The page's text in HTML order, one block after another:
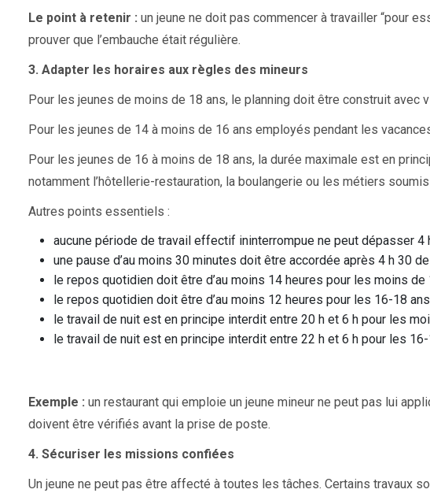
Le point à retenir : un jeune ne doit pas commencer à travailler “pour
prouver que l’embauche était régulière.
3. Adapter les horaires aux règles des mineurs
Pour les jeunes de moins de 18 ans, le planning doit être construit
Pour les jeunes de 14 à moins de 16 ans employés pendant les
Pour les jeunes de 16 à moins de 18 ans, la durée maximale est en
notamment l’hôtellerie-restauration, la boulangerie ou les métiers
Autres points essentiels :
aucune période de travail effectif ininterrompue ne peut dépasser 4
une pause d’au moins 30 minutes doit être accordée après 4 h 30
le repos quotidien doit être d’au moins 14 heures pour les moins de
le repos quotidien doit être d’au moins 12 heures pour les 16-18
le travail de nuit est en principe interdit entre 20 h et 6 h pour les
le travail de nuit est en principe interdit entre 22 h et 6 h pour les 16-
Exemple : un restaurant qui emploie un jeune mineur ne peut pas lui
doivent être vérifiés avant la prise de poste.
4. Sécuriser les missions confiées
Un jeune ne peut pas être affecté à toutes les tâches. Certains travaux